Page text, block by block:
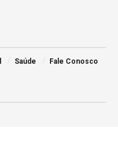
Saúde Fale Conosco